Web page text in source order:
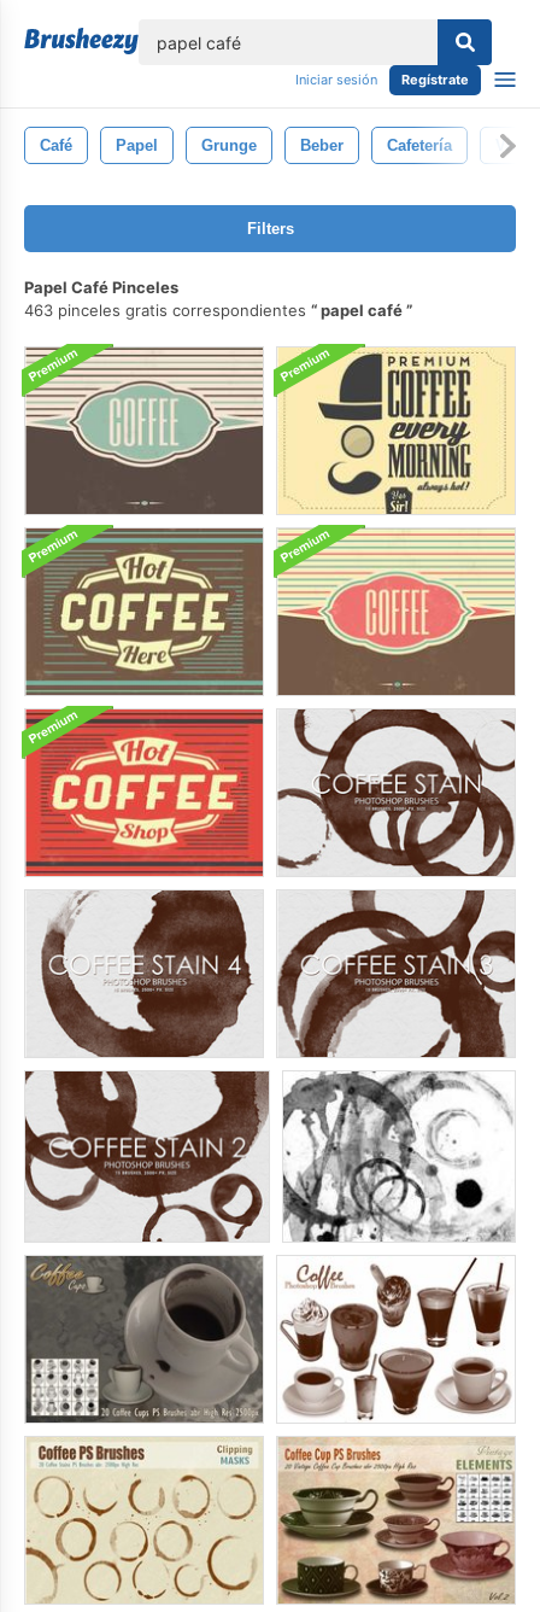
Iniciar sesión Regístrate
Café Papel Grunge Beber Cafetería Vaso
Filters
Papel Café Pinceles
463 pinceles gratis correspondientes
papel café